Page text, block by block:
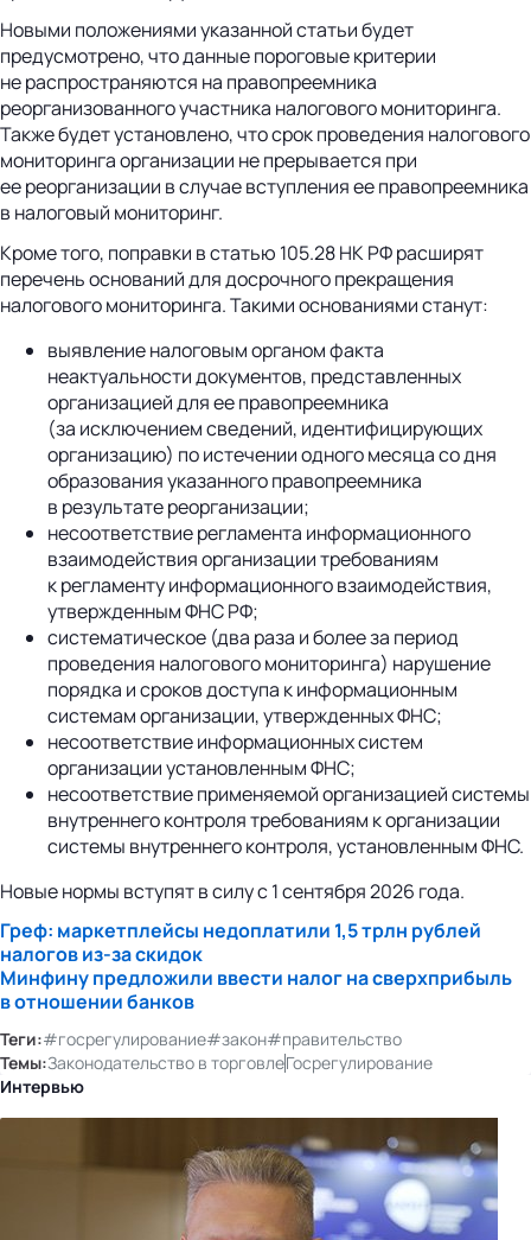
Новыми положениями указанной статьи будет
предусмотрено, что данные пороговые критерии
не распространяются на правопреемника
реорганизованного участника налогового мониторинга.
Также будет установлено, что срок проведения налогового
мониторинга организации не прерывается при
ее реорганизации в случае вступления ее правопреемника
в налоговый мониторинг.
Кроме того, поправки в статью 105.28 НК РФ расширят
перечень оснований для досрочного прекращения
налогового мониторинга. Такими основаниями станут:
выявление налоговым органом факта
неактуальности документов, представленных
организацией для ее правопреемника
(за исключением сведений, идентифицирующих
организацию) по истечении одного месяца со дня
образования указанного правопреемника
в результате реорганизации;
несоответствие регламента информационного
взаимодействия организации требованиям
к регламенту информационного взаимодействия,
утвержденным ФНС РФ;
систематическое (два раза и более за период
проведения налогового мониторинга) нарушение
порядка и сроков доступа к информационным
системам организации, утвержденных ФНС;
несоответствие информационных систем
организации установленным ФНС;
несоответствие применяемой организацией системы
внутреннего контроля требованиям к организации
системы внутреннего контроля, установленным ФНС.
Новые нормы вступят в силу с 1 сентября 2026 года.
Греф: маркетплейсы недоплатили 1,5 трлн рублей
налоговиз-заскидок
Минфину предложили ввести налог на сверхприбыль
в отношении банков
Теги:#госрегулирование#закон#правительство
Темы:Законодательство в торговлеГосрегулирование
Интервью